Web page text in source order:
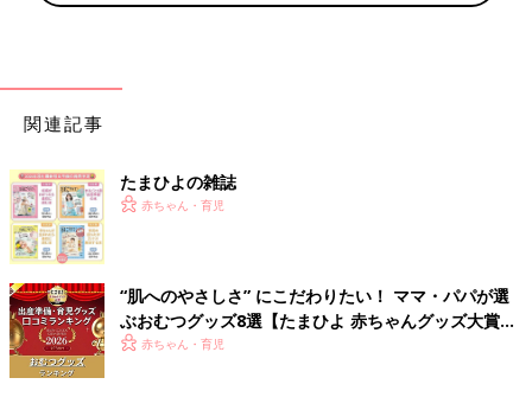
「すごいね！」「よくできたね」など、ほめてあげると赤ちゃん
はうれしそう。成長するにつれて、ほめると自分でパチパチとご
機嫌に拍手もしたり。ほめ言葉は赤ちゃんの耳に、心に響いてい
きます。
よくできたときは、
「Wonderful!」
関連記事
たまひよの雑誌
赤ちゃん・育児
“肌へのやさしさ” にこだわりたい！ ママ・パパが選
ぶおむつグッズ8選【たまひよ 赤ちゃんグッズ大賞
2026】
赤ちゃん・育児